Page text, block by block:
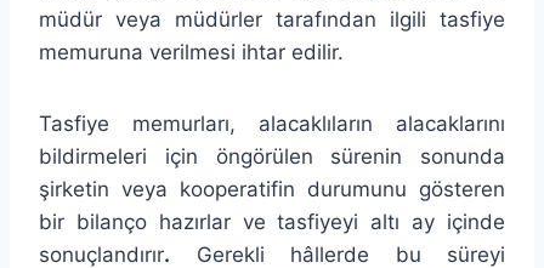
müdür veya müdürler tarafından ilgili tasfiye
memuruna verilmesi ihtar edilir.
Tasfiye memurları, alacaklıların alacaklarını
bildirmeleri için öngörülen sürenin sonunda
şirketin veya kooperatifin durumunu gösteren
bir bilanço hazırlar ve tasfiyeyi altı ay içinde
sonuçlandırır. Gerekli hâllerde bu süreyi